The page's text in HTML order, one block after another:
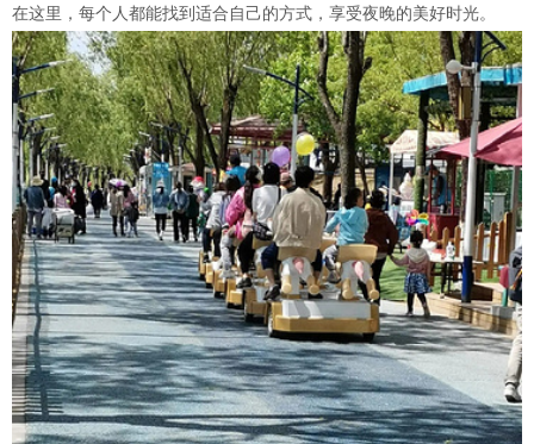
在这里，每个人都能找到适合自己的方式，享受夜晚的美好时光。